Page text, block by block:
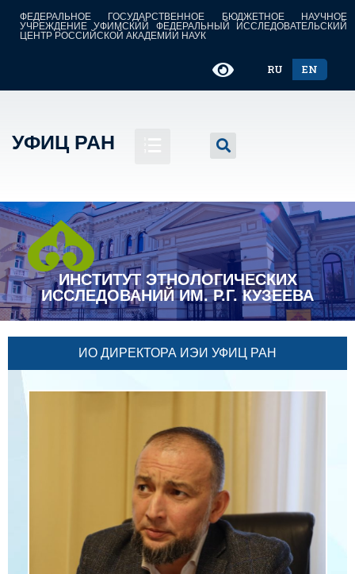
ФЕДЕРАЛЬНОЕ ГОСУДАРСТВЕННОЕ БЮДЖЕТНОЕ НАУЧНОЕ
УЧРЕЖДЕНИЕ УФИМСКИЙ ФЕДЕРАЛЬНЫЙ ИССЛЕДОВАТЕЛЬСКИЙ
ЦЕНТР РОССИЙСКОЙ АКАДЕМИИ НАУК
RU EN
УФИЦ РАН
ИНСТИТУТ ЭТНОЛОГИЧЕСКИХ
ИССЛЕДОВАНИЙ ИМ. Р.Г. КУЗЕЕВА
ИО ДИРЕКТОРА ИЭИ УФИЦ РАН